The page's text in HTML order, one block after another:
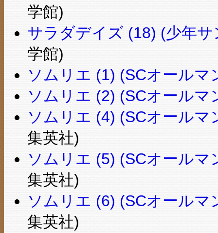
学館)
サラダデイズ (18) (少年
学館)
ソムリエ (1) (SCオールマ
ソムリエ (2) (SCオールマ
ソムリエ (4) (SCオールマ
集英社)
ソムリエ (5) (SCオールマ
集英社)
ソムリエ (6) (SCオールマ
集英社)